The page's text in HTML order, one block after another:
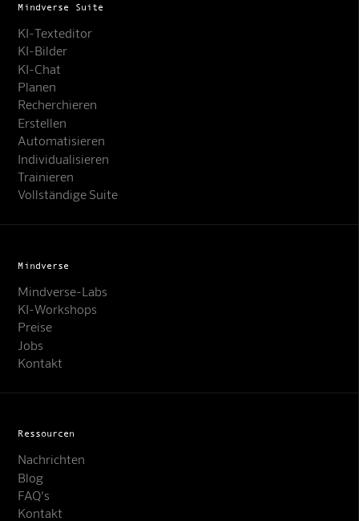
Mindverse Suite
KI-Texteditor
KI-Bilder
KI-Chat
Planen
Recherchieren
Erstellen
Automatisieren
Individualisieren
Trainieren
Vollständige Suite
Mindverse
Mindverse-Labs
KI-Workshops
Preise
Jobs
Kontakt
Ressourcen
Nachrichten
Blog
FAQ's
Kontakt